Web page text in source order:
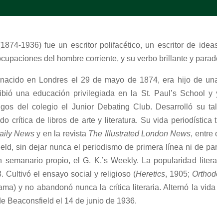
1936) fue un escritor polifacético, un escritor de
del hombre corriente, y su verbo brillante y
en Londres el 29 de mayo de 1874, era hijo de
una educación privilegiada en la St. Paul’s School
del colegio el Junior Debating Club. Desarrolló su
crítica de libros de arte y literatura. Su vida
Newsy en la revista The Illustrated London News, entre
sin dejar nunca el periodismo de primera línea ni de
semanario propio, el G. K.’s Weekly. La popularidad
Cultivó el ensayo social y religioso (Heretics, 1905;
y no abandonó nunca la crítica literaria. Alternó la
Beaconsfield el 14 de junio de 1936.